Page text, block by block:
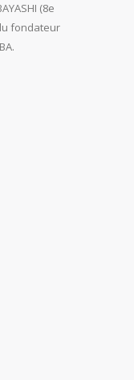
(8e
fondateur